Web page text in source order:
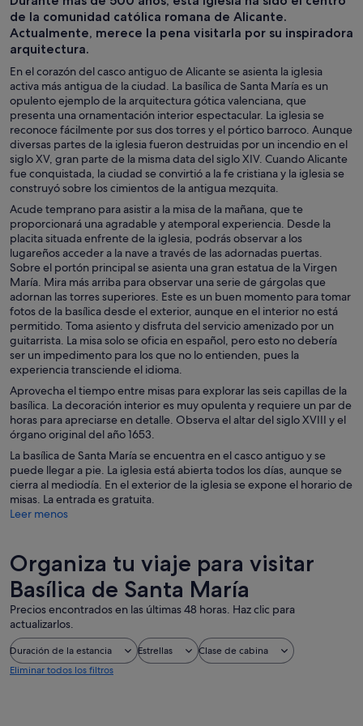
de la comunidad católica romana de Alicante.
Actualmente, merece la pena visitarla por su inspiradora
arquitectura.
En el corazón del casco antiguo de Alicante se asienta la iglesia
activa más antigua de la ciudad. La basílica de Santa María es un
opulento ejemplo de la arquitectura gótica valenciana, que
presenta una ornamentación interior espectacular. La iglesia se
reconoce fácilmente por sus dos torres y el pórtico barroco. Aunque
diversas partes de la iglesia fueron destruidas por un incendio en el
siglo XV, gran parte de la misma data del siglo XIV. Cuando Alicante
fue conquistada, la ciudad se convirtió a la fe cristiana y la iglesia se
construyó sobre los cimientos de la antigua mezquita.
Acude temprano para asistir a la misa de la mañana, que te
proporcionará una agradable y atemporal experiencia. Desde la
placita situada enfrente de la iglesia, podrás observar a los
lugareños acceder a la nave a través de las adornadas puertas.
Sobre el portón principal se asienta una gran estatua de la Virgen
María. Mira más arriba para observar una serie de gárgolas que
adornan las torres superiores. Este es un buen momento para tomar
fotos de la basílica desde el exterior, aunque en el interior no está
permitido. Toma asiento y disfruta del servicio amenizado por un
guitarrista. La misa solo se oficia en español, pero esto no debería
ser un impedimento para los que no lo entienden, pues la
experiencia transciende el idioma.
Aprovecha el tiempo entre misas para explorar las seis capillas de la
basílica. La decoración interior es muy opulenta y requiere un par de
horas para apreciarse en detalle. Observa el altar del siglo XVIII y el
órgano original del año 1653.
La basílica de Santa María se encuentra en el casco antiguo y se
puede llegar a pie. La iglesia está abierta todos los días, aunque se
cierra al mediodía. En el exterior de la iglesia se expone el horario de
misas. La entrada es gratuita.
Leer menos
Organiza tu viaje para visitar
Basílica de Santa María
Precios encontrados en las últimas 48 horas. Haz clic para
actualizarlos.
Duración de la estancia Estrellas
Clase de cabina
Eliminar todos los filtros